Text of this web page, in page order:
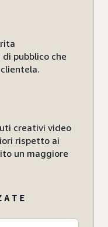
pubblico che
creativi video
rispetto ai
un maggiore